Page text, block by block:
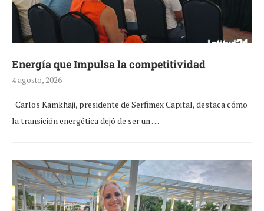
Energía que Impulsa la competitividad
4 agosto, 2026
Carlos Kamkhaji, presidente de Serfimex Capital, destaca cómo
la transición energética dejó de ser un …